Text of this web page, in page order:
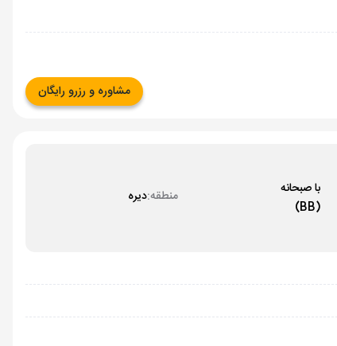
مشاوره و رزرو رایگان
با صبحانه
(BB)
منطقه:دیره